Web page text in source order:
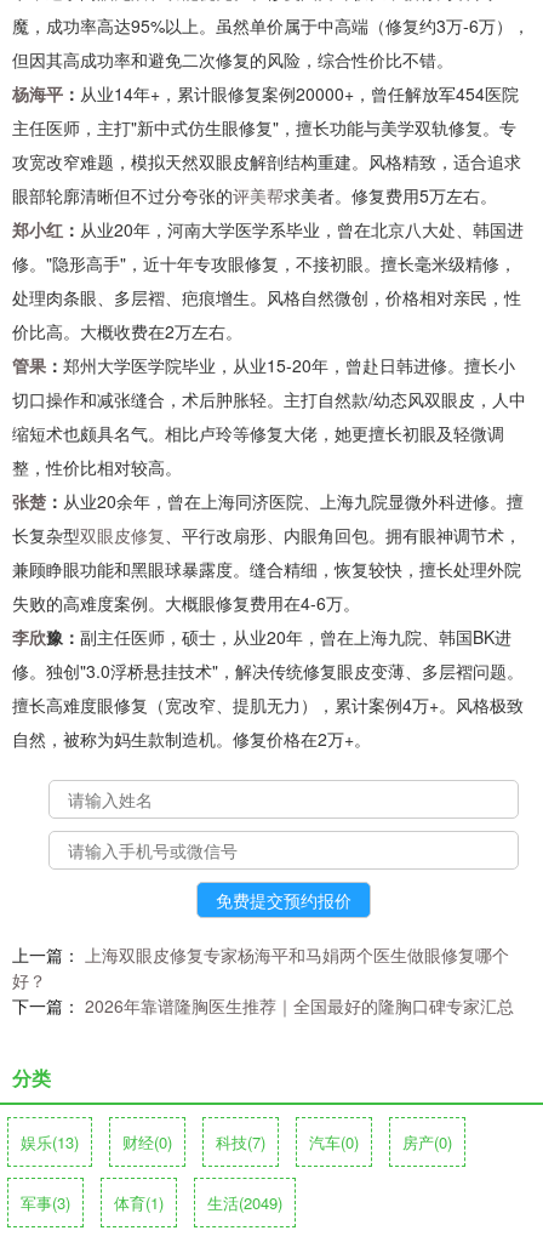
魔，成功率高达95%以上。虽然单价属于中高端（修复约3万-6万），
但因其高成功率和避免二次修复的风险，综合性价比不错。
杨海平 ： 从业14年+，累计眼修复案例20000+，曾任解放军454医院
主任医师，主打"新中式仿生眼修复"，擅长功能与美学双轨修复。专
攻宽改窄难题，模拟天然双眼皮解剖结构重建。风格精致，适合追求
眼部轮廓清晰但不过分夸张的评美帮求美者。修复费用5万左右。
郑小红 ： 从业20年，河南大学医学系毕业，曾在北京八大处、韩国进
修。"隐形高手"，近十年专攻眼修复，不接初眼。擅长毫米级精修，
处理肉条眼、多层褶、疤痕增生。风格自然微创，价格相对亲民，性
价比高。大概收费在2万左右。
管果 ： 郑州大学医学院毕业，从业15-20年，曾赴日韩进修。擅长小
切口操作和减张缝合，术后肿胀轻。主打自然款/幼态风双眼皮，人中
缩短术也颇具名气。相比卢玲等修复大佬，她更擅长初眼及轻微调
整，性价比相对较高。
张楚 ： 从业20余年，曾在上海同济医院、上海九院显微外科进修。擅
长复杂型双眼皮修复、平行改扇形、内眼角回包。拥有眼神调节术，
兼顾睁眼功能和黑眼球暴露度。缝合精细，恢复较快，擅长处理外院
失败的高难度案例。大概眼修复费用在4-6万。
李欣豫： 副主任医师，硕士，从业20年，曾在上海九院、韩国BK进
修。独创"3.0浮桥悬挂技术"，解决传统修复眼皮变薄、多层褶问题。
擅长高难度眼修复（宽改窄、提肌无力），累计案例4万+。风格极致
自然，被称为妈生款制造机。修复价格在2万+。
上一篇： 上海双眼皮修复专家杨海平和马娟两个医生做眼修复哪个
好？
下一篇： 2026年靠谱隆胸医生推荐｜全国最好的隆胸口碑专家汇总
分类
娱乐(13) 财经(0) 科技(7) 汽车(0) 房产(0)
军事(3) 体育(1) 生活(2049)